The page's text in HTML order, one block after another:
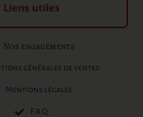
Liens utiles
Nos engagements
générales de ventes
Mentions légales
F.A.Q